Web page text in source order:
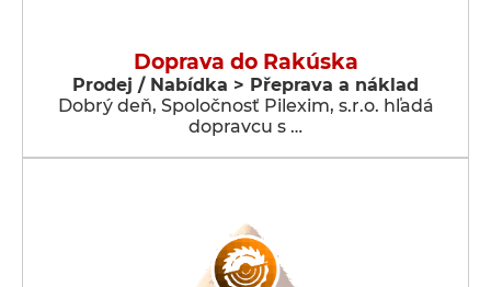
Doprava do Rakúska
Prodej / Nabídka > Přeprava a náklad
Dobrý deň, Spoločnosť Pilexim, s.r.o. hľadá
dopravcu s …